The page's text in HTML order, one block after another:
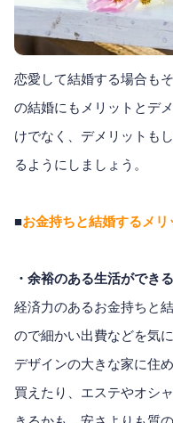
恋愛して結婚する場合も
の結婚にもメリットとデ
けでなく、デメリットも
るようにしましょう。
■お金持ちと結婚するメリ
・余裕のある生活ができる
経済力のあるお金持ちと
ので細かい出費などを気
デザインの大きな家に住
買えたり、エステやオシ